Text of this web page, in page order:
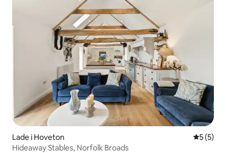
Lade i Hoveton 5 ud af 5
5 (5)
Hideaway Stables, Norfolk Broads